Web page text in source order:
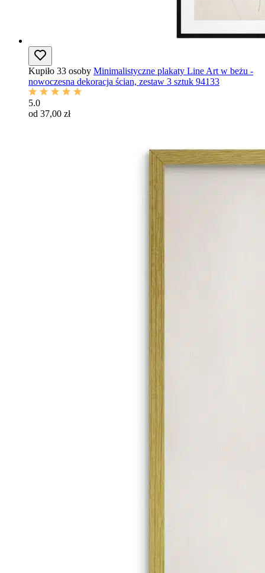
Kupiło 33 osoby Minimalistyczne plakaty Line Art w beżu -
nowoczesna dekoracja ścian, zestaw 3 sztuk 94133
5.0
od 37,00 zł